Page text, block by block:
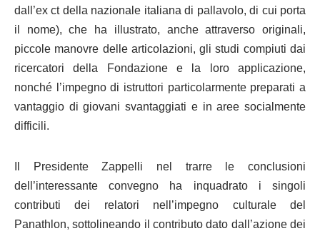
dall’ex ct della nazionale italiana di pallavolo, di cui porta
il nome), che ha illustrato, anche attraverso originali,
piccole manovre delle articolazioni, gli studi compiuti dai
ricercatori della Fondazione e la loro applicazione,
nonché l’impegno di istruttori particolarmente preparati a
vantaggio di giovani svantaggiati e in aree socialmente
difficili.
Il Presidente Zappelli nel trarre le conclusioni
dell’interessante convegno ha inquadrato i singoli
contributi dei relatori nell’impegno culturale del
Panathlon, sottolineando il contributo dato dall’azione dei